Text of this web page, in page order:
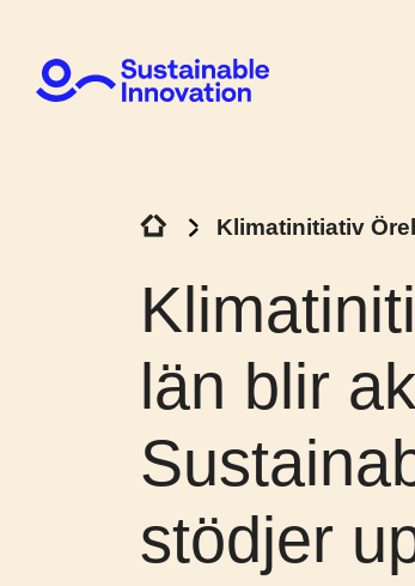
Klimatinitiativ
län blir
stödjer